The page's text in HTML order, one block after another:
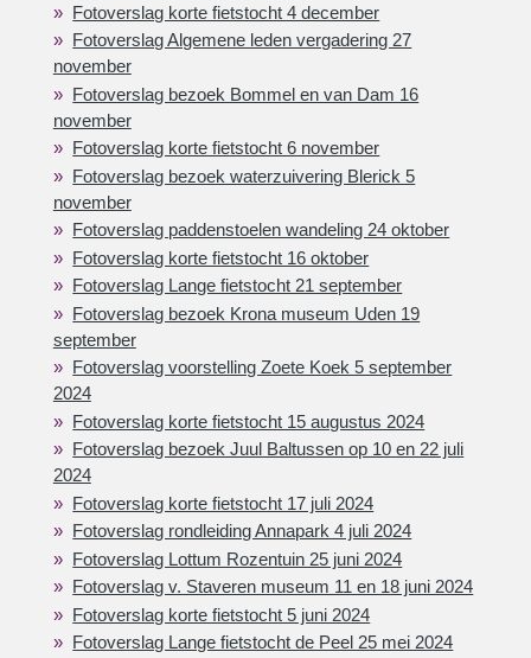
Fotoverslag korte fietstocht 4 december
Fotoverslag Algemene leden vergadering 27
november
Fotoverslag bezoek Bommel en van Dam 16
november
Fotoverslag korte fietstocht 6 november
Fotoverslag bezoek waterzuivering Blerick 5
november
Fotoverslag paddenstoelen wandeling 24 oktober
Fotoverslag korte fietstocht 16 oktober
Fotoverslag Lange fietstocht 21 september
Fotoverslag bezoek Krona museum Uden 19
september
Fotoverslag voorstelling Zoete Koek 5 september
2024
Fotoverslag korte fietstocht 15 augustus 2024
Fotoverslag bezoek Juul Baltussen op 10 en 22 juli
2024
Fotoverslag korte fietstocht 17 juli 2024
Fotoverslag rondleiding Annapark 4 juli 2024
Fotoverslag Lottum Rozentuin 25 juni 2024
Fotoverslag v. Staveren museum 11 en 18 juni 2024
Fotoverslag korte fietstocht 5 juni 2024
Fotoverslag Lange fietstocht de Peel 25 mei 2024